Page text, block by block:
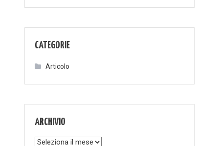
CATEGORIE
Articolo
ARCHIVIO
Archivio